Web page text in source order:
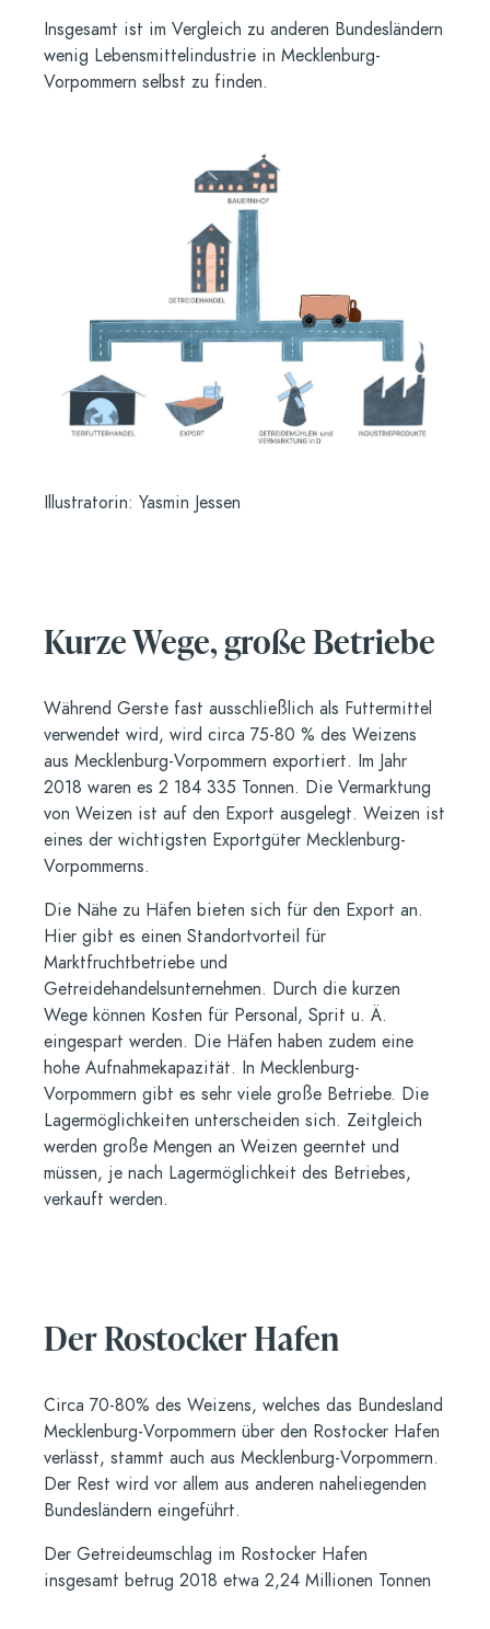
Insgesamt ist im Vergleich zu anderen Bundesländern
wenig Lebensmittelindustrie in Mecklenburg-
Vorpommern selbst zu finden.
Illustratorin: Yasmin Jessen
Kurze Wege, große Betriebe
Während Gerste fast ausschließlich als Futtermittel
verwendet wird, wird circa 75-80 % des Weizens
aus Mecklenburg-Vorpommern exportiert. Im Jahr
2018 waren es 2 184 335 Tonnen. Die Vermarktung
von Weizen ist auf den Export ausgelegt. Weizen ist
eines der wichtigsten Exportgüter Mecklenburg-
Vorpommerns.
Die Nähe zu Häfen bieten sich für den Export an.
Hier gibt es einen Standortvorteil für
Marktfruchtbetriebe und
Getreidehandelsunternehmen. Durch die kurzen
Wege können Kosten für Personal, Sprit u. Ä.
eingespart werden. Die Häfen haben zudem eine
hohe Aufnahmekapazität. In Mecklenburg-
Vorpommern gibt es sehr viele große Betriebe. Die
Lagermöglichkeiten unterscheiden sich. Zeitgleich
werden große Mengen an Weizen geerntet und
müssen, je nach Lagermöglichkeit des Betriebes,
verkauft werden.
Der Rostocker Hafen
Circa 70-80% des Weizens, welches das Bundesland
Mecklenburg-Vorpommern über den Rostocker Hafen
verlässt, stammt auch aus Mecklenburg-Vorpommern.
Der Rest wird vor allem aus anderen naheliegenden
Bundesländern eingeführt.
Der Getreideumschlag im Rostocker Hafen
insgesamt betrug 2018 etwa 2,24 Millionen Tonnen